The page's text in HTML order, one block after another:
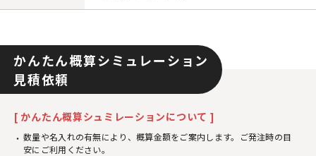
かんたん概算シミュレーション
見積依頼
[ かんたん概算シュミレーションについて ]
数量や名入れの有無により、概算金額をご案内します。ご発注時の目
安にご利用ください。